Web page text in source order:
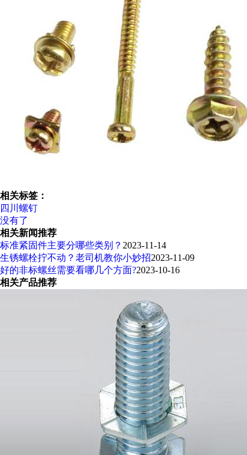
相关标签：
四川螺钉
没有了
相关新闻推荐
标准紧固件主要分哪些类别？ 2023-11-14
生锈螺栓拧不动？老司机教你小妙招2023-11-09
好的非标螺丝需要看哪几个方面?2023-10-16
相关产品推荐